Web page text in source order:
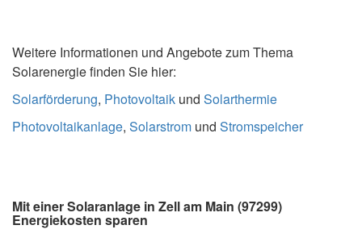
Weitere Informationen und Angebote zum Thema
Solarenergie finden Sie hier:
Solarförderung, Photovoltaik und Solarthermie
Photovoltaikanlage, Solarstrom und Stromspeicher
Mit einer Solaranlage in Zell am Main (97299)
Energiekosten sparen